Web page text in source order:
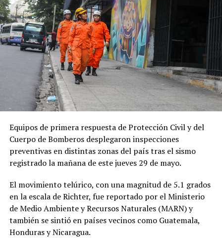
Equipos de primera respuesta de Protección Civil y del
Cuerpo de Bomberos desplegaron inspecciones
preventivas en distintas zonas del país tras el sismo
registrado la mañana de este jueves 29 de mayo.
El movimiento telúrico, con una magnitud de 5.1 grados
en la escala de Richter, fue reportado por el Ministerio
de Medio Ambiente y Recursos Naturales (MARN) y
también se sintió en países vecinos como Guatemala,
Honduras y Nicaragua.